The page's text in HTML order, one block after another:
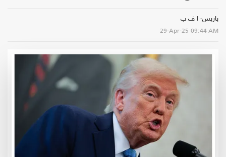
باريس- ا ف ب
29-Apr-25 09:44 AM